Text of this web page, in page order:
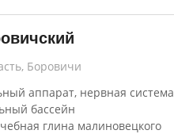
Боровичи
аппарат, нервная система
бассейн
глина малиновецкого